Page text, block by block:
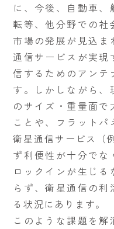
に、今後、自動車
転等、他分野での社
市場の発展が見込ま
通信サービスが実現
信するためのアンテ
す。しかしながら、
のサイズ・重量面で
ことや、フラット
衛星通信サービス（
ず利便性が十分でな
ロックインが生じ
らず、衛星通信の
る状況にあります。
このような課題を